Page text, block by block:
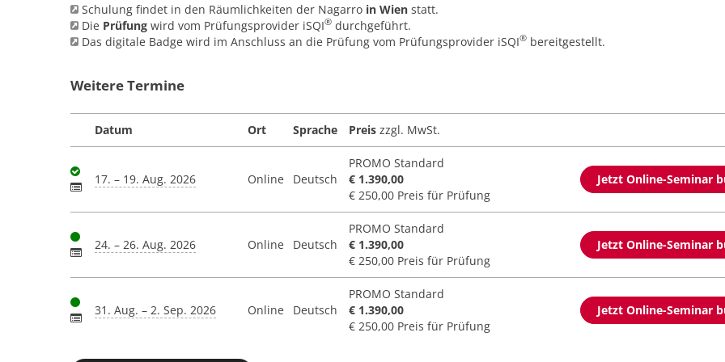
Schulung findet in den Räumlichkeiten der Nagarro in Wien statt.
Die Prüfung wird vom Prüfungsprovider iSQI® durchgeführt.
Das digitale Badge wird im Anschluss an die Prüfung vom Prüfungsprovider iSQI® bereitgestellt.
Weitere Termine
Datum Ort Sprache Preis zzgl. MwSt.
17. – 19. Aug. 2026 Online Deutsch
PROMO Standard
€ 1.390,00
€ 250,00 Preis für Prüfung
Jetzt Online-Seminar
24. – 26. Aug. 2026 Online Deutsch
PROMO Standard
€ 1.390,00
€ 250,00 Preis für Prüfung
Jetzt Online-Seminar
31. Aug. – 2. Sep. 2026 Online Deutsch
PROMO Standard
€ 1.390,00
€ 250,00 Preis für Prüfung
Jetzt Online-Seminar